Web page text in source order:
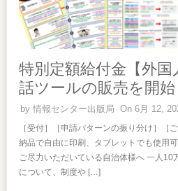
特別定額給付金【外国
話ツールの販売を開始
by情報センター出版局 On 6月 12,
［受付］［申請パターンの振り分け］［
納品で自由に印刷、タブレットでも使用
ご尽力いただいている自治体様へ 一人
について、制度や […]